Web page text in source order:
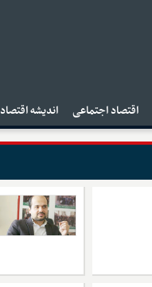
اقتصاد اجتماعی اندیشه اقتصاد